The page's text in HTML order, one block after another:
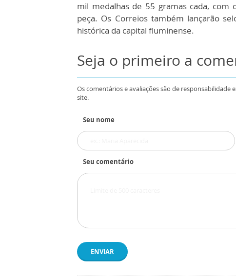
mil medalhas de 55 gramas cada,
peça. Os Correios também lançarão
histórica da capital fluminense.
Seja o primeiro a
Os comentários e avaliações são de
site.
Seu nome
Seu comentário
ENVIAR